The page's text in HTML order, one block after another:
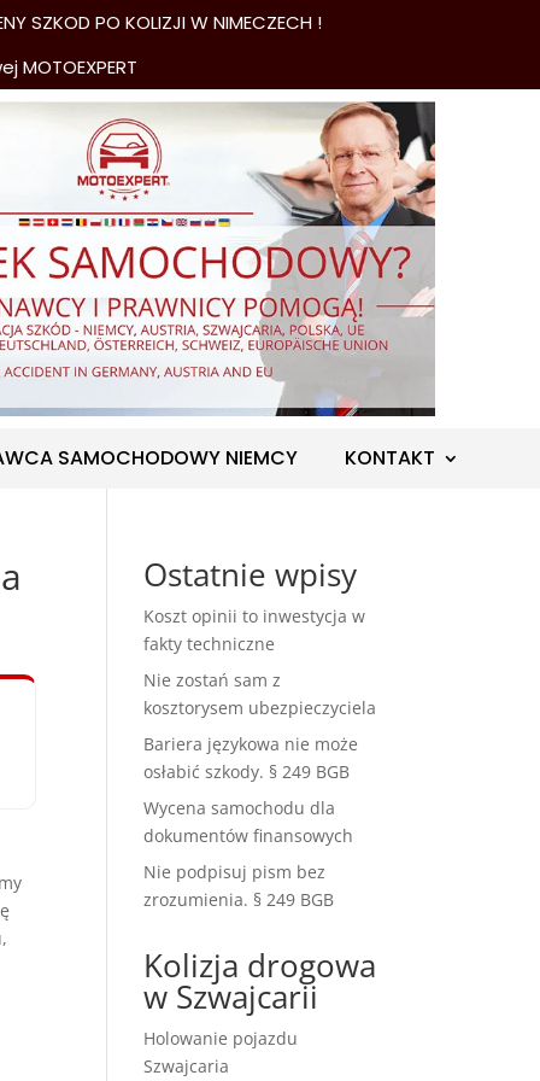
PO KOLIZJI W NIMECZECH !
SAMOCHODOWY NIEMCY KONTAKT
Ostatnie wpisy
Koszt opinii to inwestycja w
fakty techniczne
Nie zostań sam z
kosztorysem ubezpieczyciela
Bariera językowa nie może
osłabić szkody. § 249 BGB
Wycena samochodu dla
dokumentów finansowych
Nie podpisuj pism bez
zrozumienia. § 249 BGB
Kolizja drogowa
w Szwajcarii
Holowanie pojazdu
Szwajcaria